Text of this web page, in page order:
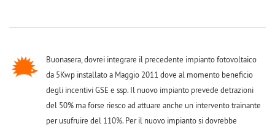
Buonasera, dovrei integrare il precedente impianto fotovoltaico
da 5Kwp installato a Maggio 2011 dove al momento beneficio
degli incentivi GSE e ssp. Il nuovo impianto prevede detrazioni
del 50% ma forse riesco ad attuare anche un intervento trainante
per usufruire del 110%. Per il nuovo impianto si dovrebbe